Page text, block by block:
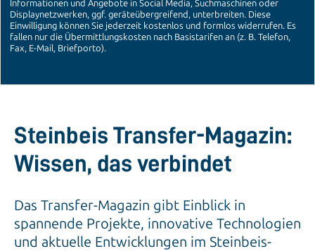
Steinbeis Transfer-Magazin:
Wissen, das verbindet
Das Transfer-Magazin gibt Einblick in
spannende Projekte, innovative Technologien
und aktuelle Entwicklungen im Steinbeis-